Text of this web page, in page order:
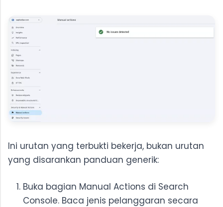
Ini urutan yang terbukti bekerja, bukan urutan
yang disarankan panduan generik:
Buka bagian Manual Actions di Search
Console. Baca jenis pelanggaran secara